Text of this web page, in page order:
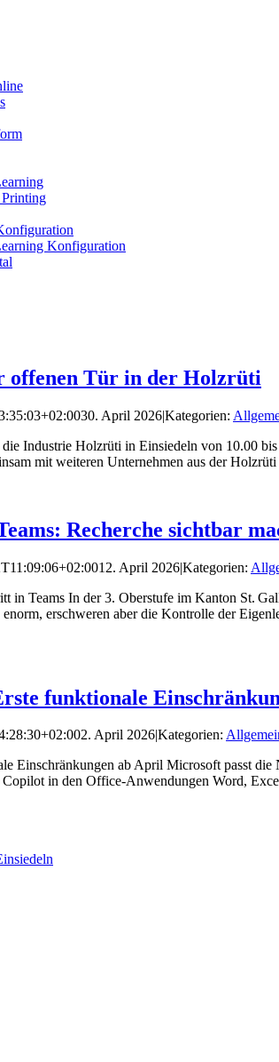
Konfiguration
offenen Tür in der Holzrüti
30. April 2026|Kategorien:
Industrie Holzrüti in Einsiedeln von 10.00
mit weiteren Unternehmen aus der
Recherche sichtbar
12. April 2026|Kategorien:
in Teams In der 3. Oberstufe im Kanton St.
erschweren aber die Kontrolle der
funktionale
2. April 2026|Kategorien:
Einschränkungen ab April Microsoft passt
Copilot in den Office-Anwendungen Word,